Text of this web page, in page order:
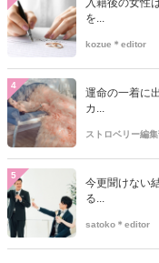
入籍後の女性
を...
kozue＊editor
4
運命の一着に
カ...
ストロベリー編
5
今更聞けない
る...
satoko＊editor